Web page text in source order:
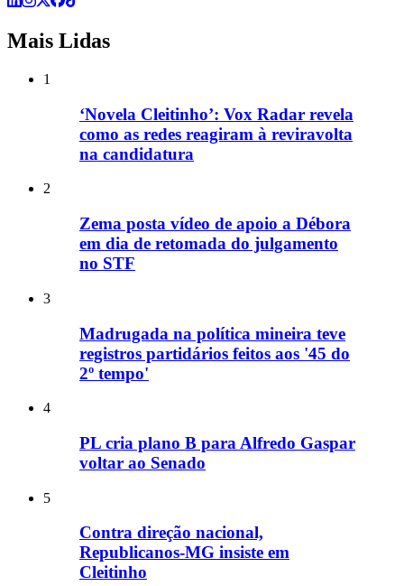
Mais Lidas
1
‘Novela Cleitinho’: Vox Radar revela
como as redes reagiram à reviravolta
na candidatura
2
Zema posta vídeo de apoio a Débora
em dia de retomada do julgamento
no STF
3
Madrugada na política mineira teve
registros partidários feitos aos '45 do
2º tempo'
4
PL cria plano B para Alfredo Gaspar
voltar ao Senado
5
Contra direção nacional,
Republicanos-MG insiste em
Cleitinho